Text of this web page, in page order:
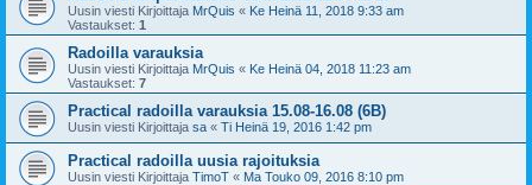
Uusin viesti Kirjoittaja MrQuis « Ke Heinä 11, 2018 9:33 am
Vastaukset: 1
Radoilla varauksia
Uusin viesti Kirjoittaja MrQuis « Ke Heinä 04, 2018 11:23 am
Vastaukset: 7
Practical radoilla varauksia 15.08-16.08 (6B)
Uusin viesti Kirjoittaja sa « Ti Heinä 19, 2016 1:42 pm
Practical radoilla uusia rajoituksia
Uusin viesti Kirjoittaja TimoT « Ma Touko 09, 2016 8:10 pm